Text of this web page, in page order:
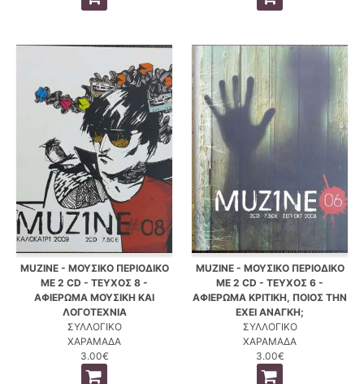
MUZINE - ΜΟΥΣΙΚΟ ΠΕΡΙΟΔΙΚΟ
ΜΕ 2 CD - ΤΕΥΧΟΣ 8 -
ΑΦΙΕΡΩΜΑ ΜΟΥΣΙΚΗ ΚΑΙ
ΛΟΓΟΤΕΧΝΙΑ
ΣΥΛΛΟΓΙΚΟ
ΧΑΡΑΜΑΔΑ
3.00€
MUZINE - ΜΟΥΣΙΚΟ ΠΕΡΙΟΔΙΚΟ
ΜΕ 2 CD - ΤΕΥΧΟΣ 6 -
ΑΦΙΕΡΩΜΑ ΚΡΙΤΙΚΗ, ΠΟΙΟΣ ΤΗΝ
ΕΧΕΙ ΑΝΑΓΚΗ;
ΣΥΛΛΟΓΙΚΟ
ΧΑΡΑΜΑΔΑ
3.00€